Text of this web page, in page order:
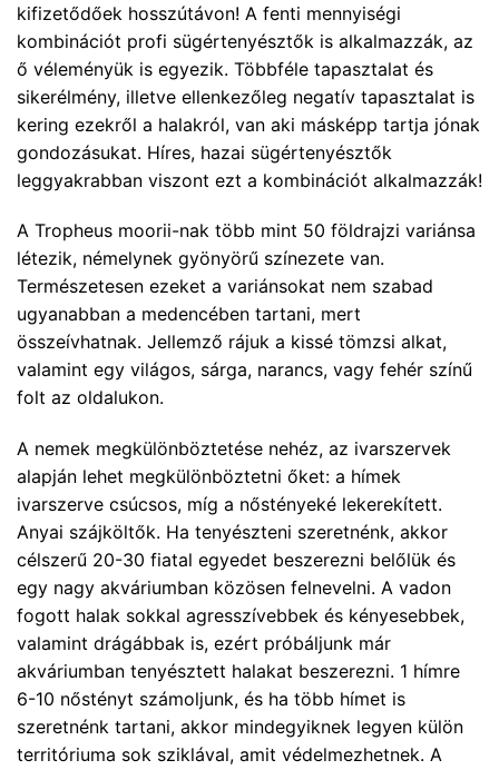
kifizetődőek hosszútávon! A fenti mennyiségi
kombinációt profi sügértenyésztők is alkalmazzák, az
ő véleményük is egyezik. Többféle tapasztalat és
sikerélmény, illetve ellenkezőleg negatív tapasztalat is
kering ezekről a halakról, van aki másképp tartja jónak
gondozásukat. Híres, hazai sügértenyésztők
leggyakrabban viszont ezt a kombinációt alkalmazzák!
A Tropheus moorii-nak több mint 50 földrajzi variánsa
létezik, némelynek gyönyörű színezete van.
Természetesen ezeket a variánsokat nem szabad
ugyanabban a medencében tartani, mert
összeívhatnak. Jellemző rájuk a kissé tömzsi alkat,
valamint egy világos, sárga, narancs, vagy fehér színű
folt az oldalukon.
A nemek megkülönböztetése nehéz, az ivarszervek
alapján lehet megkülönböztetni őket: a hímek
ivarszerve csúcsos, míg a nőstényeké lekerekített.
Anyai szájköltők. Ha tenyészteni szeretnénk, akkor
célszerű 20-30 fiatal egyedet beszerezni belőlük és
egy nagy akváriumban közösen felnevelni. A vadon
fogott halak sokkal agresszívebbek és kényesebbek,
valamint drágábbak is, ezért próbáljunk már
akváriumban tenyésztett halakat beszerezni. 1 hímre
6-10 nőstényt számoljunk, és ha több hímet is
szeretnénk tartani, akkor mindegyiknek legyen külön
territóriuma sok sziklával, amit védelmezhetnek. A